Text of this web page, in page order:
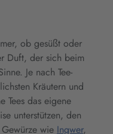
ob gesüßt oder
Duft, der sich beim
Je nach Tee-
Kräutern und
Tees das eigene
unterstützen, den
wie Ingwer,